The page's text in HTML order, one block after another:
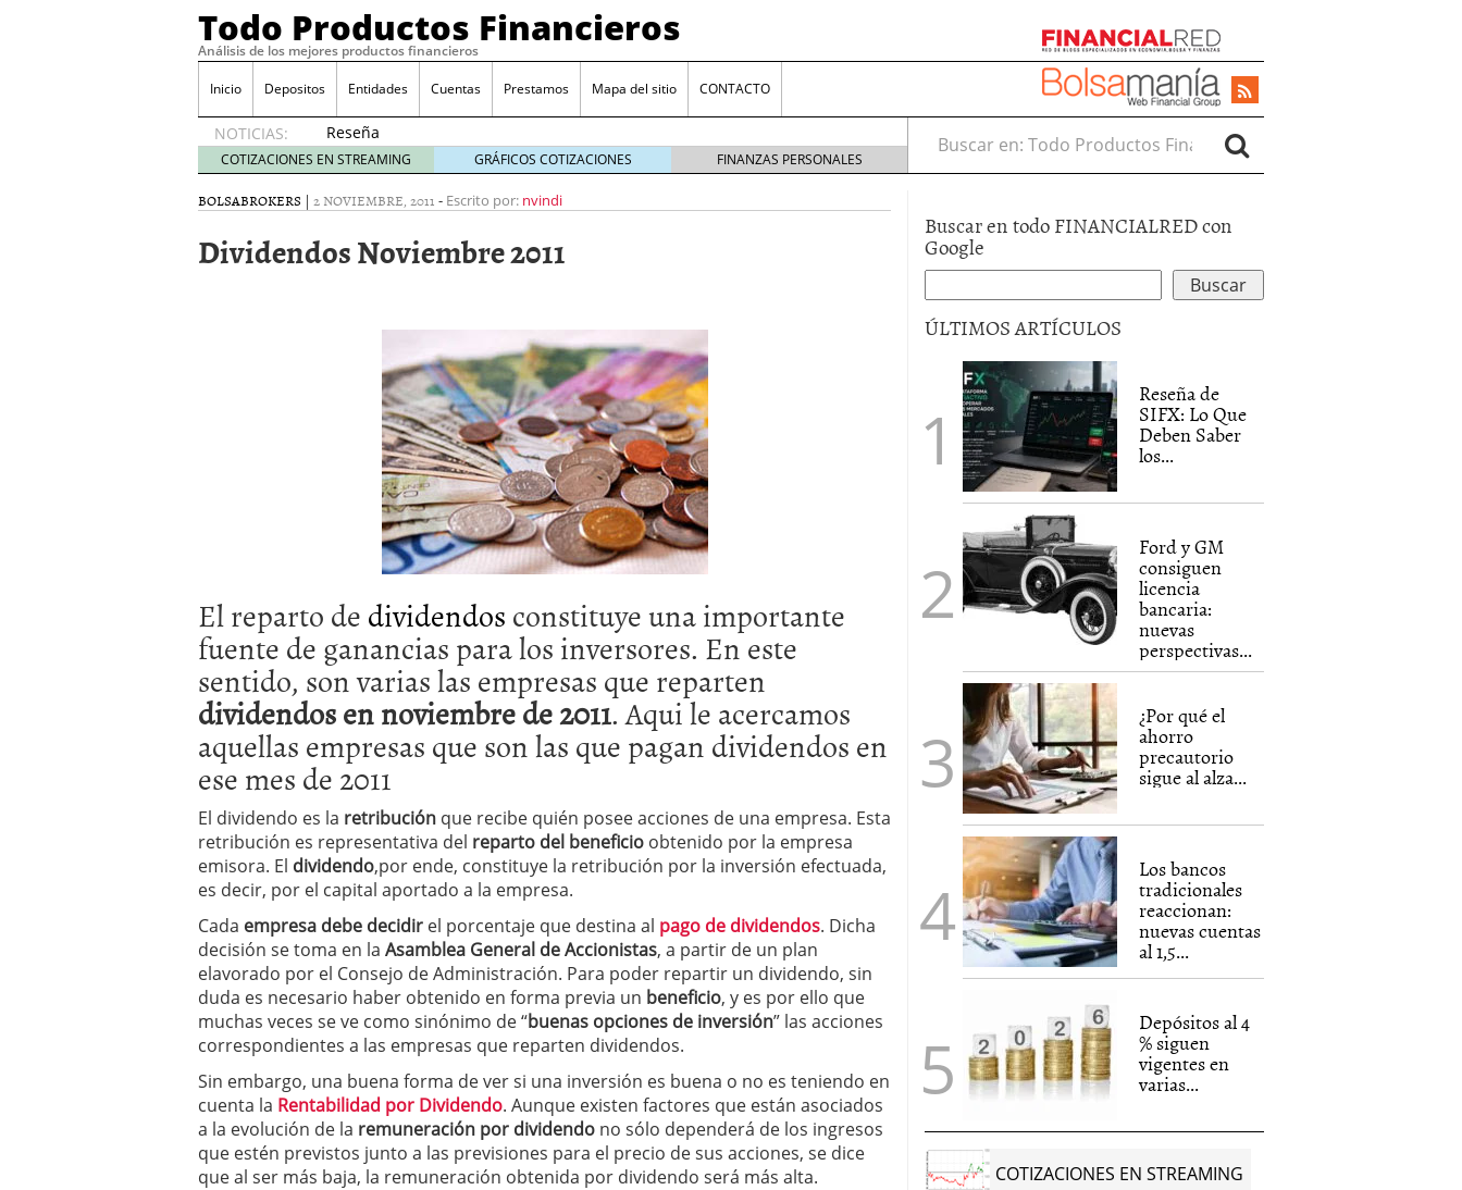
Todo Productos Financieros
Análisis de los mejores productos financieros
Inicio Depositos Entidades Cuentas Prestamos Mapa del sitio CONTACTO
NOTICIAS:
Reseña
de SIFX:
Lo Que
Deben
Traders
Ford y GM consiguen licencia bancaria: nuevas perspectivas para productos
financieros ligados al sector automotriz 26/01/2026
¿Por qué el ahorro precautorio sigue al alza entre los hogares?
Los bancos tradicionales reaccionan: nuevas cuentas al 1,5 % tras la
presión de los neobancos 12/01/2026
Depósitos al 4 % siguen vigentes en varias entidades: ¿qué plazos y
condiciones pedir? 09/01/2026
COTIZACIONES EN STREAMING GRÁFICOS COTIZACIONES FINANZAS PERSONALES
Buscar en:
BOLSABROKERS | 2 NOVIEMBRE, 2011 - Escrito por: nvindi
Dividendos Noviembre 2011
El reparto dedividendosconstituye una importante
fuente de ganancias para los inversores. En este
sentido, son varias las empresas que reparten
dividendos en noviembre de 2011. Aqui le acercamos
aquellas empresas que son las que pagan dividendos en
ese mes de 2011
El dividendo es la retribución que recibe quién posee acciones de una empresa. Esta
retribución es representativa del reparto del beneficio obtenido por la empresa
emisora. El dividendo,por ende, constituye la retribución por la inversión efectuada,
es decir, por el capital aportado a la empresa.
Cada empresa debe decidir el porcentaje que destina al pago de dividendos. Dicha
decisión se toma en la Asamblea General de Accionistas, a partir de un plan
elavorado por el Consejo de Administración. Para poder repartir un dividendo, sin
duda es necesario haber obtenido en forma previa un beneficio, y es por ello que
muchas veces se ve como sinónimo de “buenas opciones de inversión” las acciones
correspondientes a las empresas que reparten dividendos.
Sin embargo, una buena forma de ver si una inversión es buena o no es teniendo en
cuenta la Rentabilidad por Dividendo. Aunque existen factores que están asociados
a la evolución de la remuneración por dividendo no sólo dependerá de los ingresos
que estén previstos junto a las previsiones para el precio de sus acciones, se dice
que al ser más baja, la remuneración obtenida por dividendo será más alta.
Buscar en todo FINANCIALRED con
Google
ÚLTIMOS ARTÍCULOS
Reseña de
SIFX: Lo Que
Deben Saber
los...
Ford y GM
consiguen
licencia
bancaria:
nuevas
perspectivas...
¿Por qué el
ahorro
precautorio
sigue al alza...
Los bancos
tradicionales
reaccionan:
nuevas cuentas
al 1,5...
Depósitos al 4
% siguen
vigentes en
varias...
COTIZACIONES EN STREAMING